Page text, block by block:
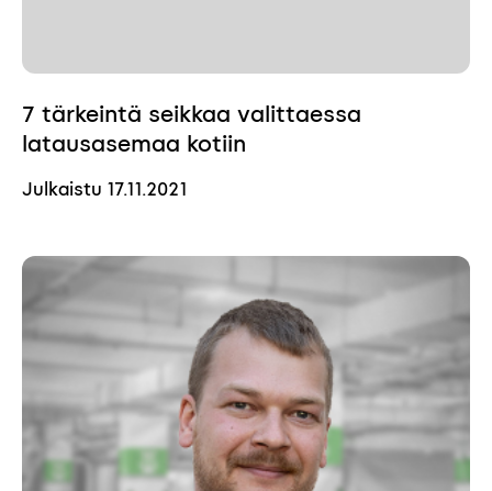
7 tärkeintä seikkaa valittaessa
latausasemaa kotiin
Julkaistu 17.11.2021